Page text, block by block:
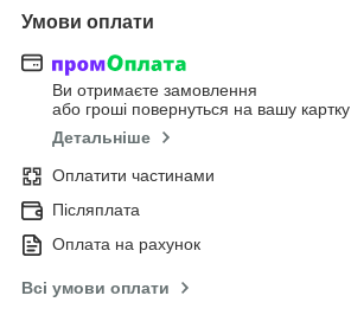
Умови оплати
Ви отримаєте замовлення
або гроші повернуться на вашу картку
Детальніше
Оплатити частинами
Післяплата
Оплата на рахунок
Всі умови оплати